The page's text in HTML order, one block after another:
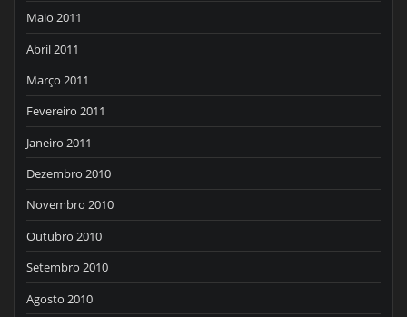
Maio 2011
Abril 2011
Março 2011
Fevereiro 2011
Janeiro 2011
Dezembro 2010
Novembro 2010
Outubro 2010
Setembro 2010
Agosto 2010